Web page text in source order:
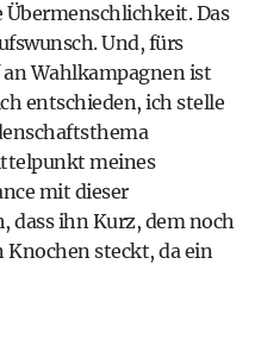
Das
Und, fürs
Wahlkampagnen ist
entschieden, ich stelle
meines
mit dieser
dass ihn Kurz, dem noch
steckt, da ein